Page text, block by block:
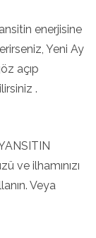
enerjisine
Yeni Ay
açıp
.
ve ilhamınızı
Veya